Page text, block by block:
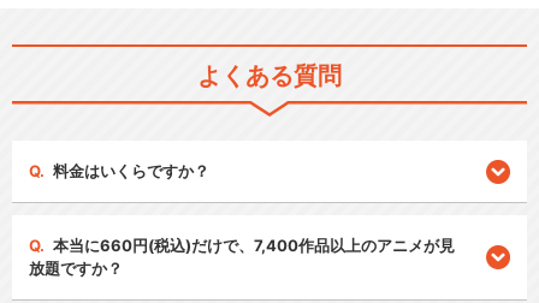
よくある質問
料金はいくらですか？
本当に660円(税込)だけで、7,400作品以上のアニメが見
放題ですか？